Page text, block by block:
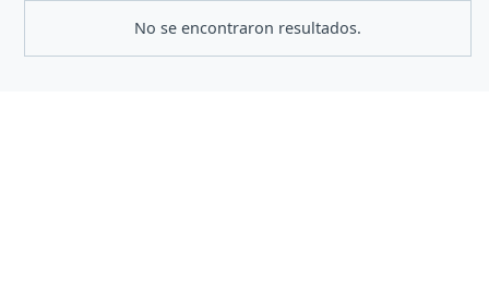
No se encontraron resultados.